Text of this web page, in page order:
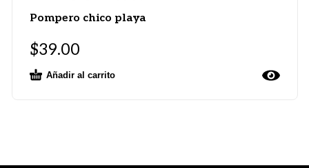
Pompero chico playa
$39.00
Añadir al carrito